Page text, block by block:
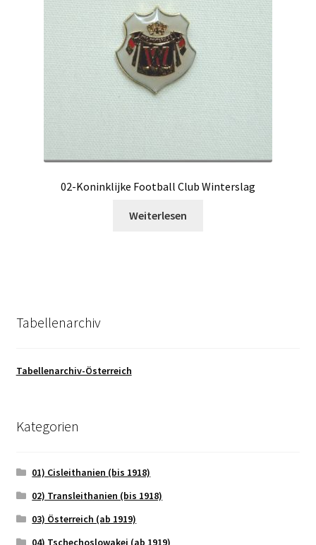
02-Koninklijke Football Club Winterslag
Weiterlesen
Tabellenarchiv
Tabellenarchiv-Österreich
Kategorien
01) Cisleithanien (bis 1918)
02) Transleithanien (bis 1918)
03) Österreich (ab 1919)
04) Tschechoslowakei (ab 1919)